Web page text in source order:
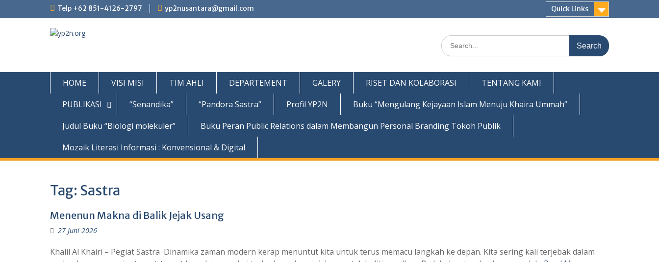
Telp +62 851-4126-2797 yp2nusantara@gmail.com Quick Links
Search
for:
HOME VISI MISI TIM AHLI DEPARTEMENT GALERY RISET DAN KOLABORASI
TENTANG KAMI
PUBLIKASI
“Senandika” “Pandora Sastra” Profil YP2N
Buku “Mengulang Kejayaan Islam Menuju Khaira Ummah”
Judul Buku “Biologi molekuler”
Buku Peran Public Relations dalam Membangun Personal Branding Tokoh Publik
Mozaik Literasi Informasi : Konvensional & Digital
Tag: Sastra
Menenun Makna di Balik Jejak Usang
27 Juni 2026
Khalil Al Khairi – Pegiat Sastra Dinamika zaman modern kerap menuntut kita untuk terus memacu langkah ke depan. Kita sering kali terjebak dalam